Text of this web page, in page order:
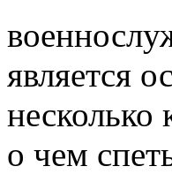
является
несколько
о чем